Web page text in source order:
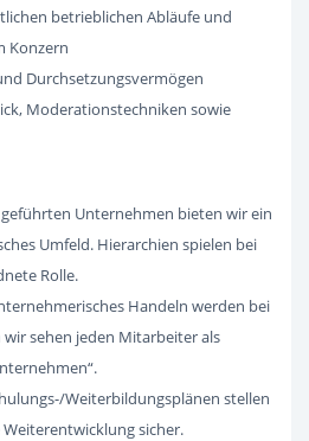
betrieblichen Abläufe und
Konzern
Durchsetzungsvermögen
Moderationstechniken sowie
Unternehmen bieten wir ein
Umfeld. Hierarchien spielen bei
Rolle.
Handeln werden bei
sehen jeden Mitarbeiter als
Weiterbildungsplänen stellen
sicher.